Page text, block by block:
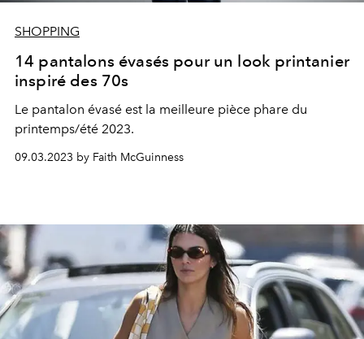
SHOPPING
14 pantalons évasés pour un look printanier
inspiré des 70s
Le pantalon évasé est la meilleure pièce phare du
printemps/été 2023.
09.03.2023 by Faith McGuinness